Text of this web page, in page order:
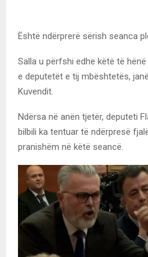
Është ndërprerë sërish seanca
Salla u përfshi edhe këtë të
e deputetët e tij mbështetës,
Kuvendit.
Ndërsa në anën tjetër, deputeti
bilbili ka tentuar të ndërpresë
pranishëm në këtë seancë.